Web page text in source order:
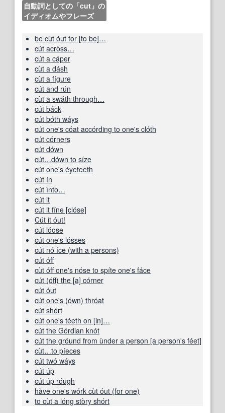
自動詞としての「cut」の
イディオムやフレーズ
be cùt óut for [to be]…
cút acròss…
cút a cáper
cùt a dásh
cùt a fígure
cút and rún
cùt a swáth through…
cút báck
cút bóth wáys
cút one's cóat accórding to one's clóth
cút córners
cút dówn
cút…dówn to síze
cút one's éyeteeth
cút ín
cút ìnto…
cút it
cút it fíne [clóse]
Cút it óut!
cút lóose
cút one's lósses
cút nó íce (with a persons)
cút óff
cùt óff one's nóse to spíte one's fáce
cút (óff) the [a] córner
cút óut
cút one's (ówn) thróat
cút shórt
cút one's téeth on [in]…
cút the Górdian knót
cút the gróund from ùnder a person [a person's féet]
cùt…to píeces
cút twó wáys
cút úp
cút úp róugh
hàve one's wórk cùt óut (for one)
to cùt a lóng stòry shórt